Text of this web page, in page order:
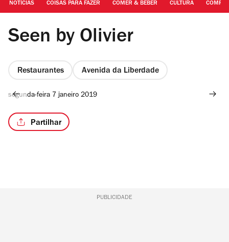
NOTÍCIAS COISAS PARA FAZER COMER & BEBER CULTURA
©DR
Seen by Olivier
Restaurantes Avenida da Liberdade
segunda-feira 7 janeiro 2019
Partilhar
PUBLICIDADE